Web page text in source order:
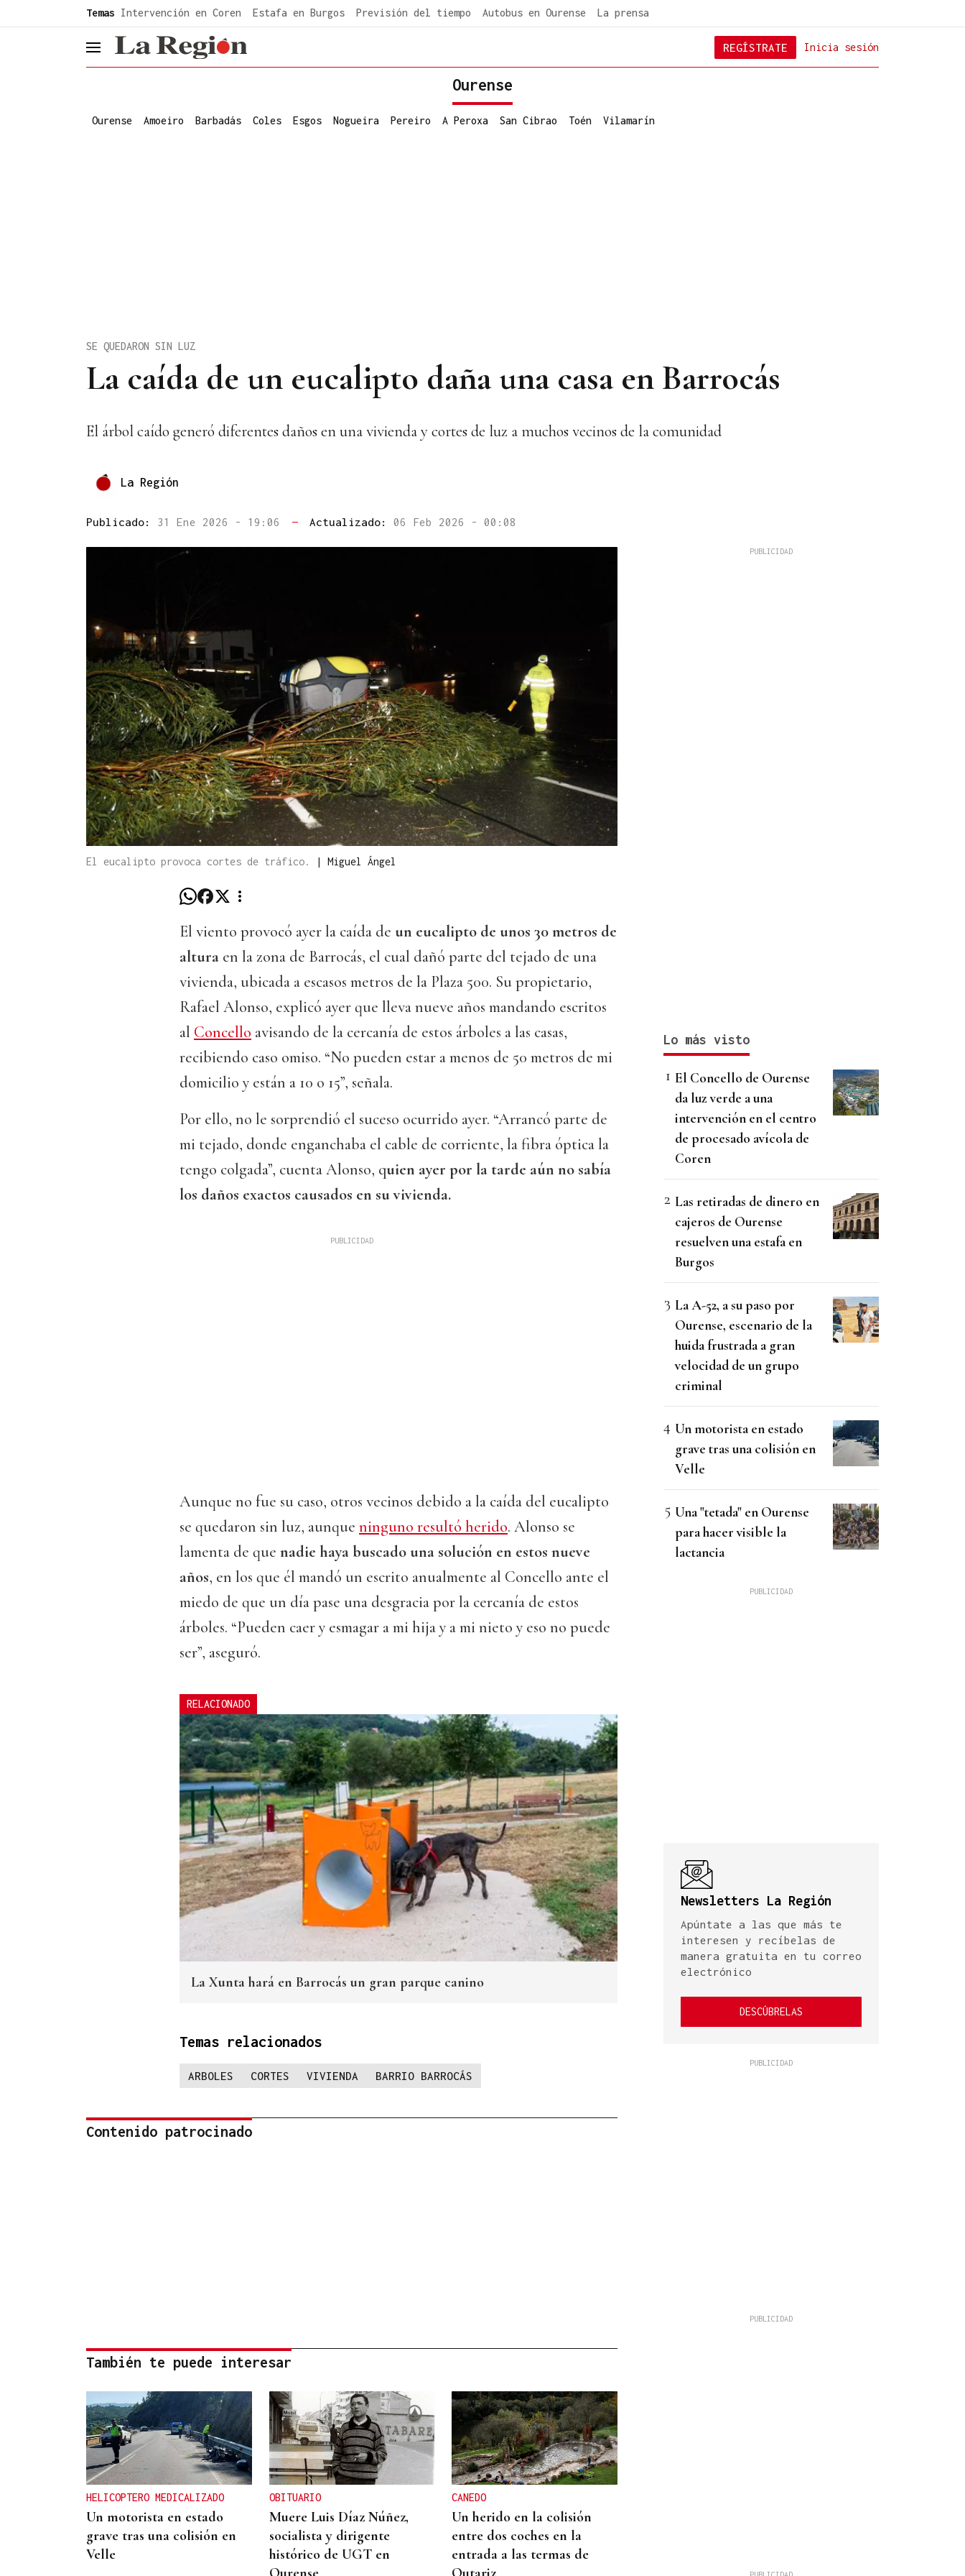
Temas Intervención en Coren Estafa en Burgos Previsión del tiempo Autobus en Ourense La prensa
header.menu.open Inicia sesión
REGÍSTRATE
Ourense
Ourense Amoeiro Barbadás Coles Esgos Nogueira Pereiro A Peroxa San Cibrao Toén Vilamarín
La caída de un eucalipto daña una casa en Barrocás
SE QUEDARON SIN LUZ
El árbol caído generó diferentes daños en una vivienda y cortes de luz a muchos vecinos de la comunidad
La Región
Publicado: 31 Ene 2026 - 19:06 — Actualizado: 06 Feb 2026 - 00:08
El eucalipto provoca cortes de tráfico. | Miguel Ángel
El viento provocó ayer la caída de un eucalipto de unos 30 metros de
altura en la zona de Barrocás, el cual dañó parte del tejado de una
vivienda, ubicada a escasos metros de la Plaza 500. Su propietario,
Rafael Alonso, explicó ayer que lleva nueve años mandando escritos
al Concello avisando de la cercanía de estos árboles a las casas,
recibiendo caso omiso. “No pueden estar a menos de 50 metros de mi
domicilio y están a 10 o 15”, señala.
Por ello, no le sorprendió el suceso ocurrido ayer. “Arrancó parte de
mi tejado, donde enganchaba el cable de corriente, la fibra óptica la
tengo colgada”, cuenta Alonso, quien ayer por la tarde aún no sabía
los daños exactos causados en su vivienda.
Aunque no fue su caso, otros vecinos debido a la caída del eucalipto
se quedaron sin luz, aunque ninguno resultó herido. Alonso se
lamenta de que nadie haya buscado una solución en estos nueve
años, en los que él mandó un escrito anualmente al Concello ante el
miedo de que un día pase una desgracia por la cercanía de estos
árboles. “Pueden caer y esmagar a mi hija y a mi nieto y eso no puede
ser”, aseguró.
RELACIONADO
La Xunta hará en Barrocás un gran parque canino
Temas relacionados
ARBOLES CORTES VIVIENDA BARRIO BARROCÁS
Contenido patrocinado
También te puede interesar
HELICOPTERO MEDICALIZADO
Un motorista en estado
grave tras una colisión en
Velle
OBITUARIO
Muere Luis Díaz Núñez,
socialista y dirigente
histórico de UGT en
CANEDO
Un herido en la colisión
entre dos coches en la
entrada a las termas de
Lo más visto
El Concello de Ourense
da luz verde a una
intervención en el centro
de procesado avícola de
Coren
Las retiradas de dinero en
cajeros de Ourense
resuelven una estafa en
Burgos
La A-52, a su paso por
Ourense, escenario de la
huida frustrada a gran
velocidad de un grupo
criminal
Un motorista en estado
grave tras una colisión en
Velle
Una "tetada" en Ourense
para hacer visible la
lactancia
Newsletters La Región
Apúntate a las que más te
interesen y recíbelas de
manera gratuita en tu correo
electrónico
DESCÚBRELAS